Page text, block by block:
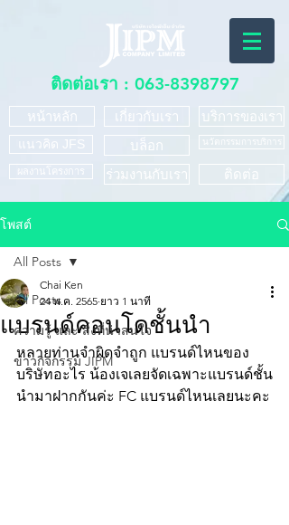
ติดต่อเรา : 063-8398797
หน้าหลัก
แนวคิด JFS
ผลงานโครงการ
เกี่ยวกับเรา
บล็อก
ร่วมงานกับเรา
บริการของเรา
นวัตกรรมการบริการ
ติดต่อ
โพสต์
All Posts
ความรู้ และ สิ่งที่น่าสนใจ
ข่าวกิจกรรม JIPM
All Posts
แบรนด์คอนโดชั้นนำ
Chai Ken
24 พ.ค. 2565 ยาว 1 นาที
หลายท่านจำผิดจำถูก แบรนด์ไหนของ
บริษัทอะไร น้องเจเลยจัดเฉพาะแบรนด์ชั้น
นำมาฝากกันค่ะ FC แบรนด์ไหนเลยนะคะ